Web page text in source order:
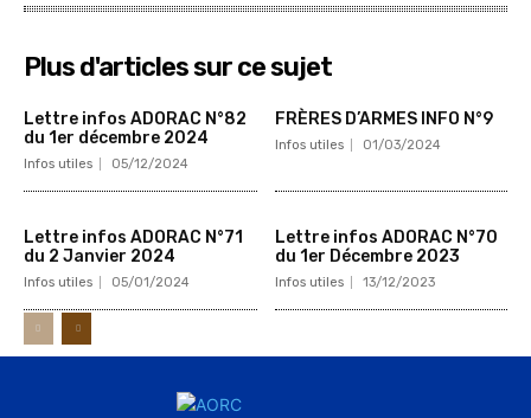
Plus d'articles sur ce sujet
Lettre infos ADORAC N°82
du 1er décembre 2024
Infos utiles 05/12/2024
FRÈRES D’ARMES INFO N°9
Infos utiles 01/03/2024
Lettre infos ADORAC N°71
du 2 Janvier 2024
Infos utiles 05/01/2024
Lettre infos ADORAC N°70
du 1er Décembre 2023
Infos utiles 13/12/2023